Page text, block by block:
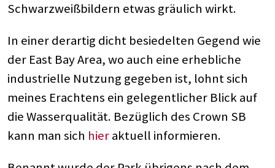
Schwarzweißbildern etwas gräulich wirkt.
In einer derartig dicht besiedelten Gegend wie
der East Bay Area, wo auch eine erhebliche
industrielle Nutzung gegeben ist, lohnt sich
meines Erachtens ein gelegentlicher Blick auf
die Wasserqualität. Bezüglich des Crown SB
kann man sich hieraktuell informieren.